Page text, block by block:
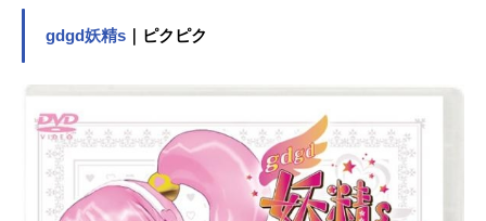
記事をご紹介！
gdgd妖精s ｜ピクピク